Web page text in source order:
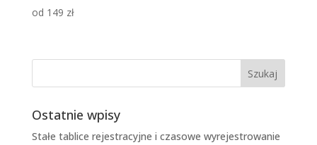
od 149 zł
Ostatnie wpisy
Stałe tablice rejestracyjne i czasowe wyrejestrowanie